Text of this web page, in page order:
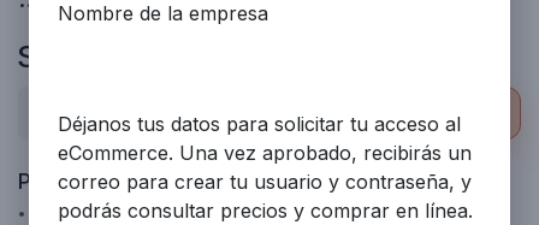
SHP Pro
Ordenar por Filtros
Panel SHP PRO-Fike-Kit
• Panel convencional de alarma
Detector de Lápiz
Convencional 225 °F
Nombre de la empresa
Déjanos tus datos para solicitar tu acceso al
eCommerce. Una vez aprobado, recibirás un
correo para crear tu usuario y contraseña, y
podrás consultar precios y comprar en línea.